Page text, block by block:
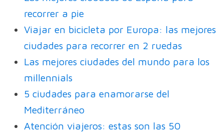
recorrer a pie
Viajar en bicicleta por Europa: las mejores
ciudades para recorrer en 2 ruedas
Las mejores ciudades del mundo para los
millennials
5 ciudades para enamorarse del
Mediterráneo
Atención viajeros: estas son las 50